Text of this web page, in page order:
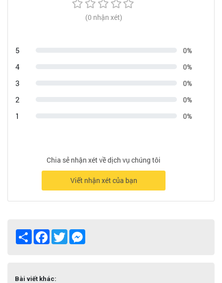
(0 nhận xét)
5 0%
4 0%
3 0%
2 0%
1 0%
Chia sẻ nhận xét về dịch vụ chúng tôi
Viết nhận xét của bạn
Share Facebook
Twitter
Bài viết khác: